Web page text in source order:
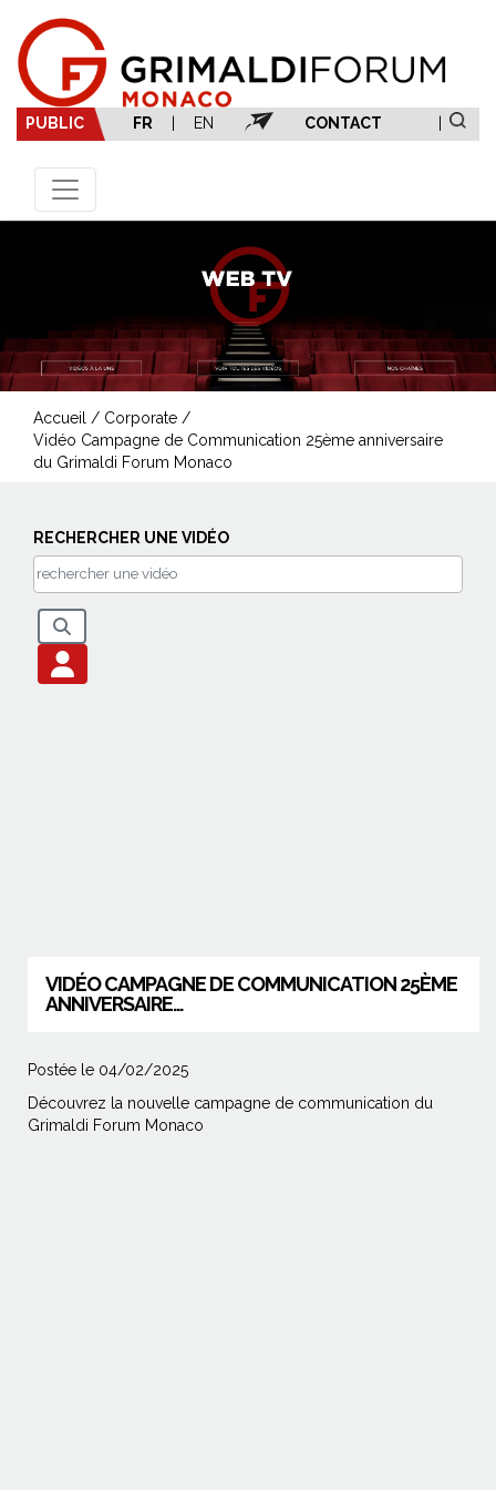
PUBLIC FR EN CONTACT
Accueil / Corporate /
Vidéo Campagne de Communication 25ème anniversaire
du Grimaldi Forum Monaco
RECHERCHER UNE VIDÉO
VIDÉO CAMPAGNE DE COMMUNICATION 25ÈME
ANNIVERSAIRE...
Postée le 04/02/2025
Découvrez la nouvelle campagne de communication du
Grimaldi Forum Monaco